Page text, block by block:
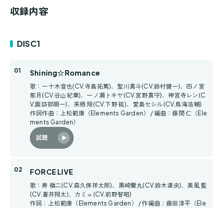
収録内容
DISC1
Shining☆Romance
歌：一十木音也(CV.寺島拓篤)、聖川真斗(CV.鈴村健一)、四ノ宮
那月(CV.谷山紀章)、一ノ瀬トキヤ(CV.宮野真守)、神宮寺レン(C
V.諏訪部順一)、来栖 翔(CV.下野 紘)、愛島セシル(CV.鳥海浩輔)
作詞作曲：上松範康（Elements Garden） / 編曲：藤間 仁（Ele
ments Garden）
試聴
FORCE LIVE
歌：寿 嶺二(CV.森久保祥太郎)、黒崎蘭丸(CV.鈴木達央)、美風 藍
(CV.蒼井翔太)、カミュ(CV.前野智昭)
作詞：上松範康（Elements Garden） / 作編曲：藤田淳平（Ele